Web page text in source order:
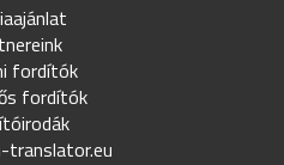
fordítók
fordítók
translator.eu